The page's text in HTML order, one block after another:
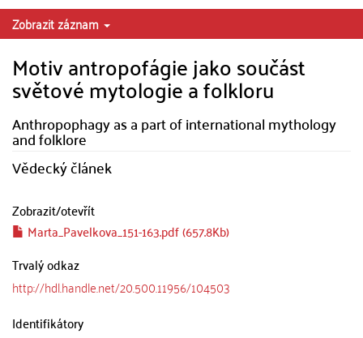
Zobrazit záznam
Motiv antropofágie jako součást
světové mytologie a folkloru
Anthropophagy as a part of international mythology
and folklore
Vědecký článek
Zobrazit/otevřít
Marta_Pavelkova_151-163.pdf (657.8Kb)
Trvalý odkaz
http://hdl.handle.net/20.500.11956/104503
Identifikátory